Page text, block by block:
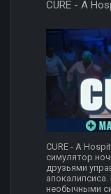
CURE - A
CURE - A
симулятор
друзьями
необычными